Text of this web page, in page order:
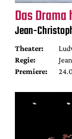
Das
Jean-
Theater:
Regie:
Premiere: